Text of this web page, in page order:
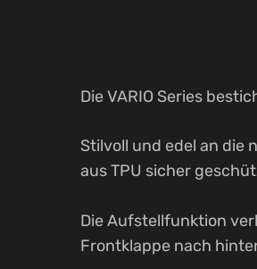
Die VARIO Series
Stilvoll und edel an die
aus TPU sicher
Die Aufstellfunktion
Frontklappe nach